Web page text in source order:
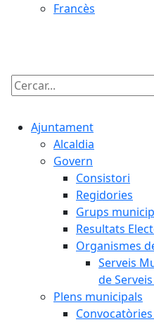
Francès
Cercar:
Ajuntament
Alcaldia
Govern
Consistori
Regidories
Grups
Resultats
Organismes
Serveis
de Serveis
Plens municipals